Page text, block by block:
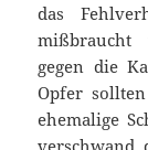
das
mißbraucht
gegen die
Opfer
ehemalige